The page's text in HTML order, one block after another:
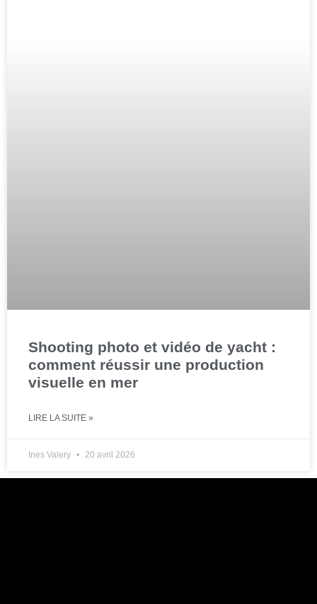
Shooting photo et vidéo de yacht :
comment réussir une production
visuelle en mer
LIRE LA SUITE »
Ines Valery 20 avril 2026